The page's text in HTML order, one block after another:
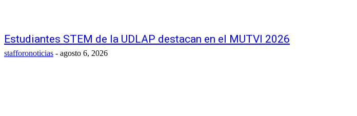
Estudiantes STEM de la UDLAP destacan en el MUTVI 2026
stafforonoticias - agosto 6, 2026